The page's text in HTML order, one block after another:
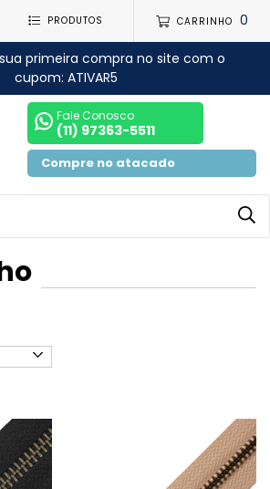
PRODUTOS CARRINHO 0
primeira compra no site com o
cupom: ATIVAR5
Fale Conosco
(11) 97363-5511
Compre no atacado